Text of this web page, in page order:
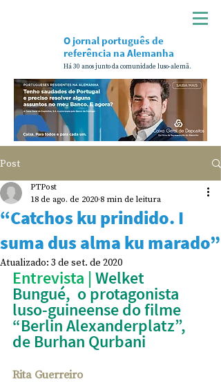
Há 30 anos junto da comunidade luso-alemã.
O jornal português de
referência na Alemanha
Post
“Catchos ku prindido. I
suma dus alma ku marado”
PTPost
18 de ago. de 2020 8 min de leitura
Atualizado: 3 de set. de 2020
Entrevista | Welket
Bungué,  o protagonista
luso-guineense do filme
“Berlin Alexanderplatz”,
de Burhan Qurbani
Rita Guerreiro